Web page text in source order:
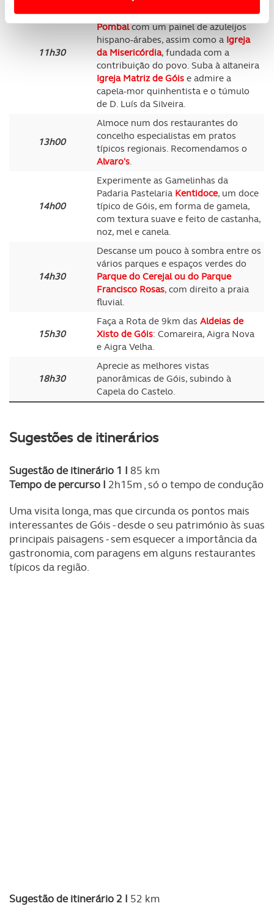
personalizar conteúdos e anúncios, para lhe proporcionar
funcionalidades de redes sociais, bem como para
analisar dados de navegação no nosso website.
Adicionalmente partilhamos informação, relativa à sua
utilização do nosso site de publicidade e de análise, com
parceiros e organizações na UE e em países terceiros.
O ACP garantirá que as transferências internacionais de
dados pessoais serão realizadas apenas com o seu
consentimento e quando tal se afigure estritamente
necessário no contexto dos serviços a prestar.
Realçamos que o bloqueio de certo tipo de Cookies e
tecnologias similares pode ter impacto na sua
experiência de navegação no Website e nos serviços
Consulte a política de cookies do site.
11h30
centro verá aFonte e Cisterna do
Pombalcom um painel de azuleijos
hispano-árabes, assim como a Igreja
da Misericórdia, fundada com a
contribuição do povo. Suba à altaneira
Igreja Matriz de Góis e admire a
capela-mor quinhentista e o túmulo
de D. Luís da Silveira.
13h00
Almoce num dos restaurantes do
concelho especialistas em pratos
típicos regionais. Recomendamos o
Alvaro's.
14h00
Experimente as Gamelinhas da
Padaria Pastelaria Kentidoce, um doce
típico de Góis, em forma de gamela,
com textura suave e feito de castanha,
noz, mel e canela.
14h30
Descanse um pouco à sombra entre os
vários parques e espaços verdes do
Parque do Cerejal ou do Parque
Francisco Rosas, com direito a praia
fluvial.
15h30
Faça a Rota de 9km das Aldeias de
Xisto de Góis: Comareira, Aigra Nova
e Aigra Velha.
18h30
Aprecie as melhores vistas
panorâmicas de Góis, subindo à
Capela do Castelo.
Sugestões de itinerários
Sugestão de itinerário 1 I 85 km
Tempo de percurso I 2h15m , só o tempo de condução
Uma visita longa, mas que circunda os pontos mais
interessantes de Góis - desde o seu património às suas
principais paisagens - sem esquecer a importância da
gastronomia, com paragens em alguns restaurantes
típicos da região.
Sugestão de itinerário 2 I 52 km